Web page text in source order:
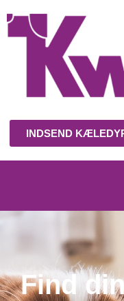
INDSEND
Find